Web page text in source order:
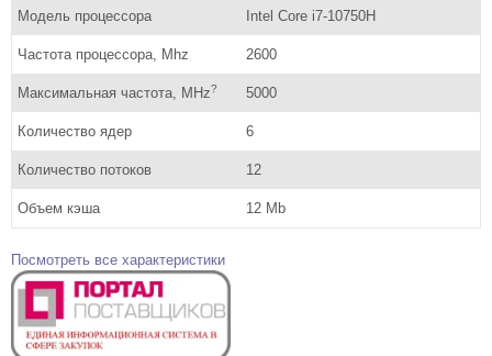
Модель процессора Intel Core i7-10750H
Частота процессора, Mhz 2600
Максимальная частота, MHz? 5000
Количество ядер 6
Количество потоков 12
Объем кэша 12 Mb
Посмотреть все характеристики